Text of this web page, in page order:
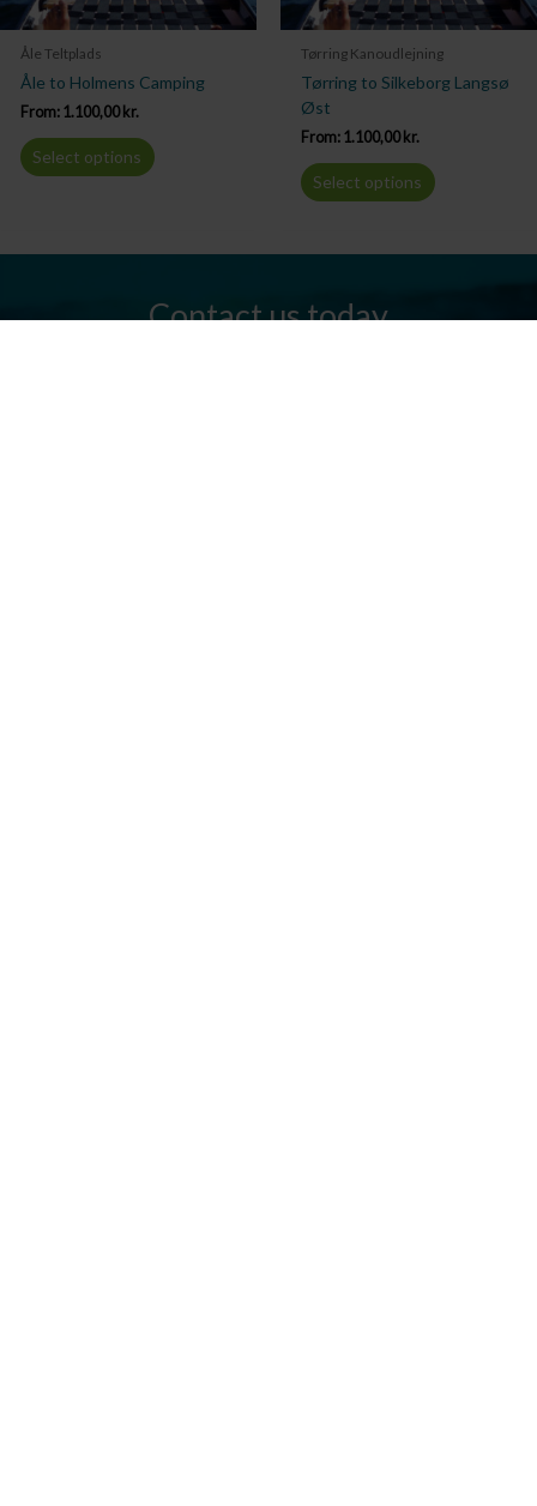
Åle Teltplads
Åle to Holmens Camping
From: 1.100,00kr.
Select options
Tørring Kanoudlejning
Tørring to Silkeborg Langsø
Øst
From: 1.100,00kr.
Select options
Contact us today